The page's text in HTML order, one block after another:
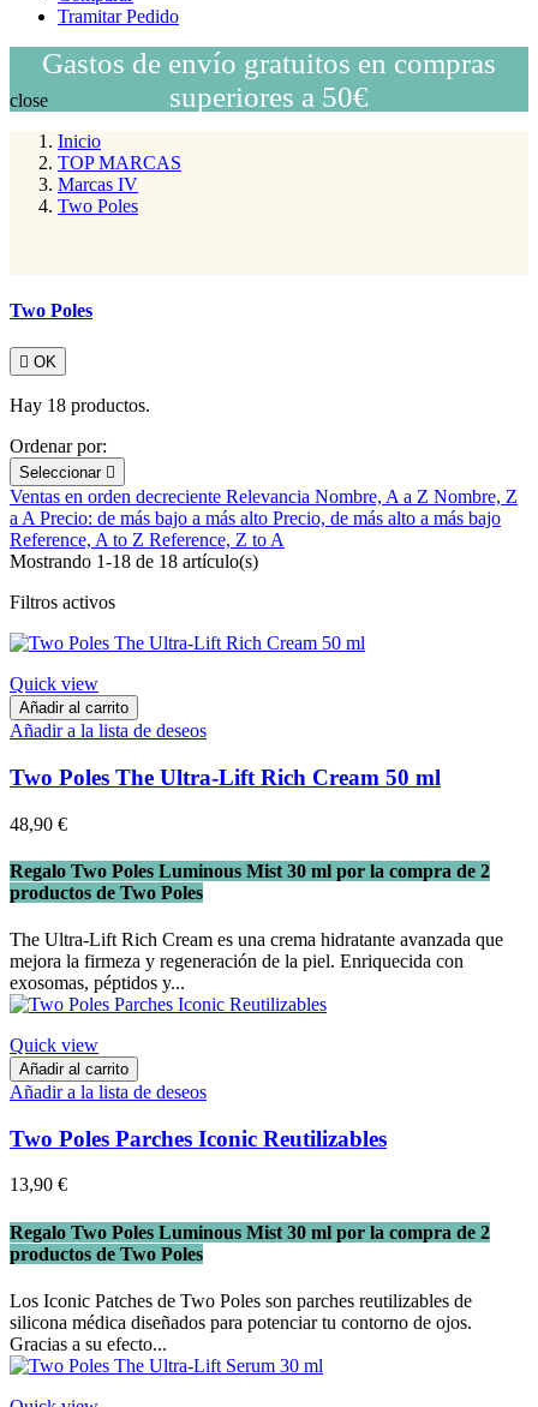
Tramitar Pedido
Gastos de envío gratuitos en compras
superiores a 50€
close
Inicio
TOP MARCAS
Marcas IV
Two Poles
Two Poles
 OK
Hay 18 productos.
Ordenar por:
Seleccionar 
Ventas en orden decreciente Relevancia Nombre, A a Z Nombre, Z
a A Precio: de más bajo a más alto Precio, de más alto a más bajo
Reference, A to Z Reference, Z to A
Mostrando 1-18 de 18 artículo(s)
Filtros activos
Quick view
Añadir al carrito
Añadir a la lista de deseos
Two Poles The Ultra-Lift Rich Cream 50 ml
48,90 €
Regalo Two Poles Luminous Mist 30 ml por la compra de 2
productos de Two Poles
The Ultra-Lift Rich Cream es una crema hidratante avanzada que
mejora la firmeza y regeneración de la piel. Enriquecida con
exosomas, péptidos y...
Quick view
Añadir al carrito
Añadir a la lista de deseos
Two Poles Parches Iconic Reutilizables
13,90 €
Regalo Two Poles Luminous Mist 30 ml por la compra de 2
productos de Two Poles
Los Iconic Patches de Two Poles son parches reutilizables de
silicona médica diseñados para potenciar tu contorno de ojos.
Gracias a su efecto...